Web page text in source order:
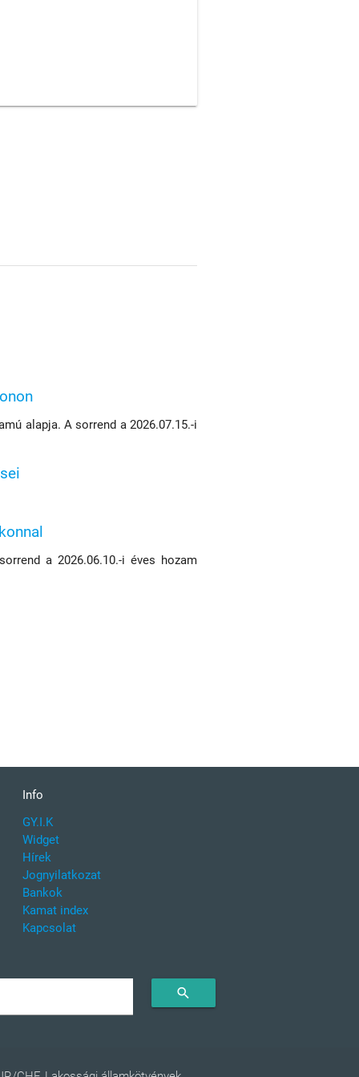
alapja. A sorrend a 2026.07.15.-i
a 2026.06.10.-i éves hozam
Info
GY.I.K
Widget
Hírek
Jognyilatkozat
Bankok
Kamat index
Kapcsolat
search